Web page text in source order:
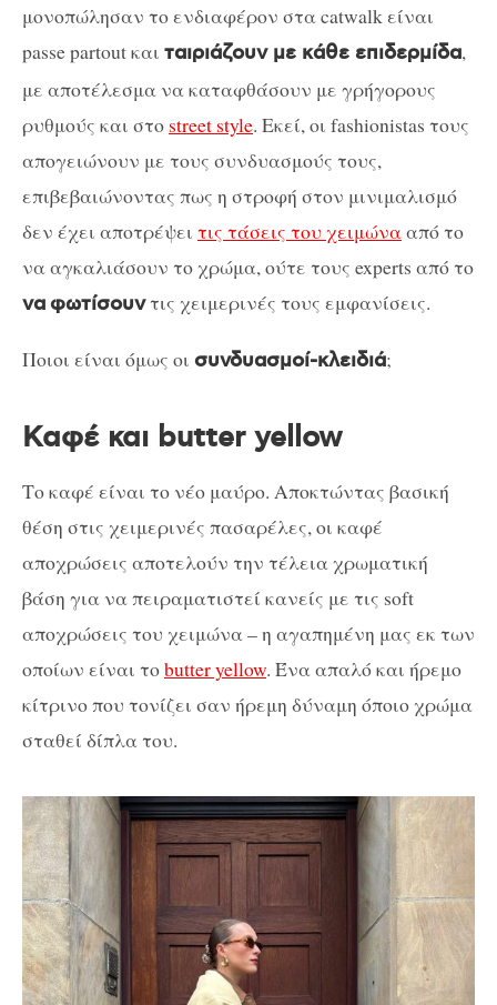
μονοπώλησαν το ενδιαφέρον στα catwalk είναι
passe partout και ταιριάζουν με κάθε επιδερμίδα,
με αποτέλεσμα να καταφθάσουν με γρήγορους
ρυθμούς και στο street style. Εκεί, οι fashionistas τους
απογειώνουν με τους συνδυασμούς τους,
επιβεβαιώνοντας πως η στροφή στον μινιμαλισμό
δεν έχει αποτρέψει τις τάσεις του χειμώνααπό το
να αγκαλιάσουν το χρώμα, ούτε τους experts από το
ναφωτίσουντις χειμερινές τους εμφανίσεις.
Ποιοι είναι όμως οι συνδυασμοί-κλειδιά;
Καφέ και butter yellow
Το καφέ είναι το νέο μαύρο. Αποκτώντας βασική
θέση στις χειμερινές πασαρέλες, οι καφέ
αποχρώσεις αποτελούν την τέλεια χρωματική
βάση για να πειραματιστεί κανείς με τις soft
αποχρώσεις του χειμώνα – η αγαπημένη μας εκ των
οποίων είναι τοbutter yellow. Ένα απαλό και ήρεμο
κίτρινο που τονίζει σαν ήρεμη δύναμη όποιο χρώμα
σταθεί δίπλα του.